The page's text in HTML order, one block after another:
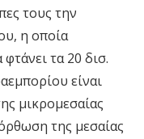
τους την
η οποία
τα 20 δισ.
είναι
μικρομεσαίας
της μεσαίας